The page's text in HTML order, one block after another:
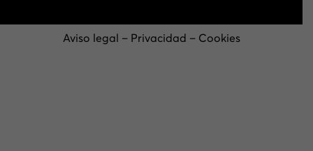
Aviso legal – Privacidad – Cookies